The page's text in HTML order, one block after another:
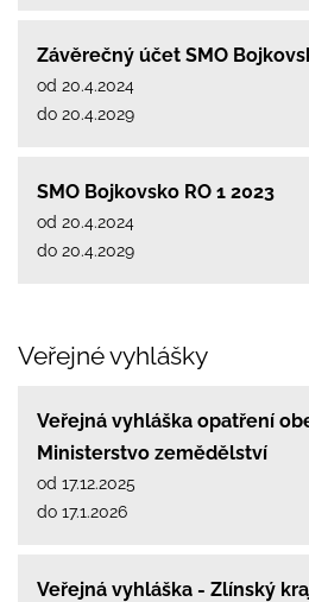
Závěrečný účet SMO
od 20.4.2024
do 20.4.2029
SMO Bojkovsko RO 1 2023
od 20.4.2024
do 20.4.2029
Veřejné vyhlášky
Veřejná vyhláška opatření
Ministerstvo zemědělství
od 17.12.2025
do 17.1.2026
Veřejná vyhláška - Zlínský